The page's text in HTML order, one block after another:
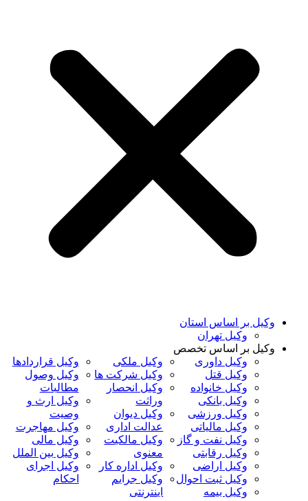
وکیل بر اساس استان
وکیل تهران
وکیل بر اساس تخصص
وکیل داوری
وکیل قتل
وکیل خانواده
وکیل بانکی
وکیل ورزشی
وکیل مالیاتی
وکیل نفت و گاز
وکیل رقابتی
وکیل اراضی
وکیل ثبت احوال
وکیل بیمه
وکیل ملکی
وکیل شرکت ها
وکیل انحصار
وراثت
وکیل دیوان
عدالت اداری
وکیل مالکیت
معنوی
وکیل اداره کار
وکیل جرایم
اینترنتی
وکیل قراردادها
وکیل وصول
مطالبات
وکیل ارث و
وصیت
وکیل مهاجرت
وکیل مالی
وکیل بین الملل
وکیل اجرای
احکام